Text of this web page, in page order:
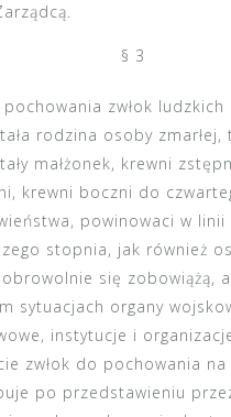
§ 3
pochowania zwłok ludzkich
rodzina osoby zmarłej,
małżonek, krewni
krewni boczni do
powinowaci w
stopnia, jak również
się zobowiążą,
sytuacjach organy
instytucje i
zwłok do pochowania
po przedstawieniu